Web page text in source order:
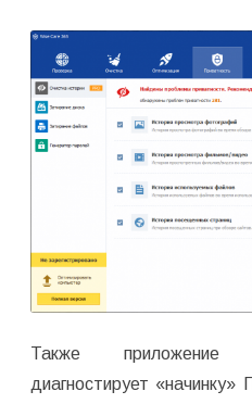
Также приложение
диагностирует